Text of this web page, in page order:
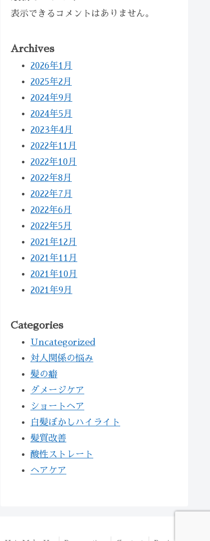
表示できるコメントはありません。
Archives
2026年1月
2025年2月
2024年9月
2024年5月
2023年4月
2022年11月
2022年10月
2022年8月
2022年7月
2022年6月
2022年5月
2021年12月
2021年11月
2021年10月
2021年9月
Categories
Uncategorized
対人関係の悩み
髪の癖
ダメージケア
ショートヘア
白髪ぼかしハイライト
髪質改善
酸性ストレート
ヘアケア